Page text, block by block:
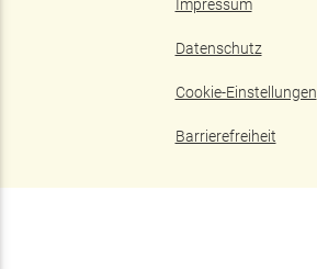
Impressum
Datenschutz
Cookie-Einstellungen
Barrierefreiheit